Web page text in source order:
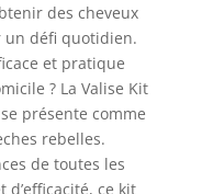
des cheveux
un défi quotidien.
et pratique
? La Valise Kit
présente comme
rebelles.
de toutes les
ce kit